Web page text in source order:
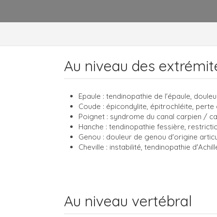
Au niveau des
Epaule : tendinopathie de l'épaule,
Coude : épicondylite, épitrochléite,
Poignet : syndrome du canal carpien /
Hanche : tendinopathie fessière,
Genou : douleur de genou d'origine
Cheville : instabilité, tendinopathie
Au niveau vertébral